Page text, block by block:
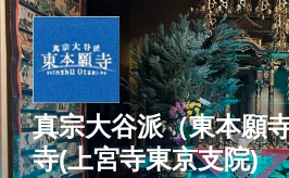
コ
ン
テ
ン
へ
ス
真宗大谷派（東本願
寺(上宮寺東京支院)